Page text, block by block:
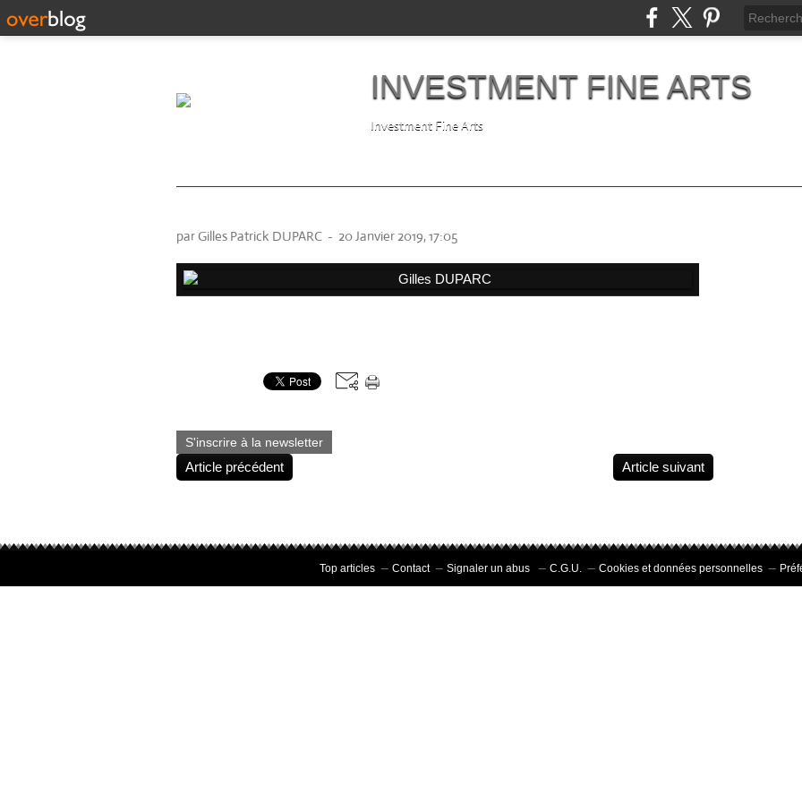
INVESTMENT FINE ARTS
Investment Fine Arts
par Gilles Patrick DUPARC - 20 Janvier 2019, 17:05
S'inscrire à la newsletter
Article précédent Article suivant
Top articles Contact Signaler un abus C.G.U. Cookies et données personnelles